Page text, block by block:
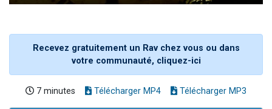
Recevez gratuitement un Rav chez vous ou dans
votre communauté, cliquez-ici
7 minutes Télécharger MP4 Télécharger MP3